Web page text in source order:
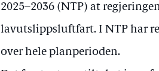
2025–2036 (NTP) at
lavutslippsluftfart. I NTP har
over hele planperioden.